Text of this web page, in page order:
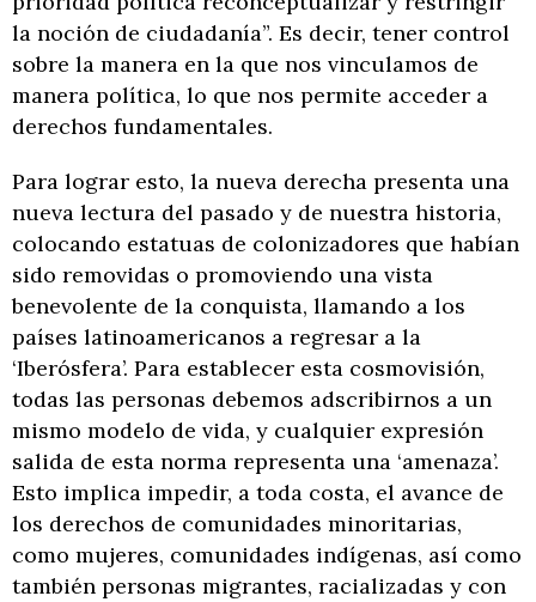
la noción de ciudadanía”. Es decir, tener control
sobre la manera en la que nos vinculamos de
manera política, lo que nos permite acceder a
derechos fundamentales.
Para lograr esto, la nueva derecha presenta una
nueva lectura del pasado y de nuestra historia,
colocando estatuas de colonizadores que habían
sido removidas o promoviendo una vista
benevolente de la conquista, llamando a los
países latinoamericanos a regresar a la
‘Iberósfera’. Para establecer esta cosmovisión,
todas las personas debemos adscribirnos a un
mismo modelo de vida, y cualquier expresión
salida de esta norma representa una ‘amenaza’.
Esto implica impedir, a toda costa, el avance de
los derechos de comunidades minoritarias,
como mujeres, comunidades indígenas, así como
también personas migrantes, racializadas y con